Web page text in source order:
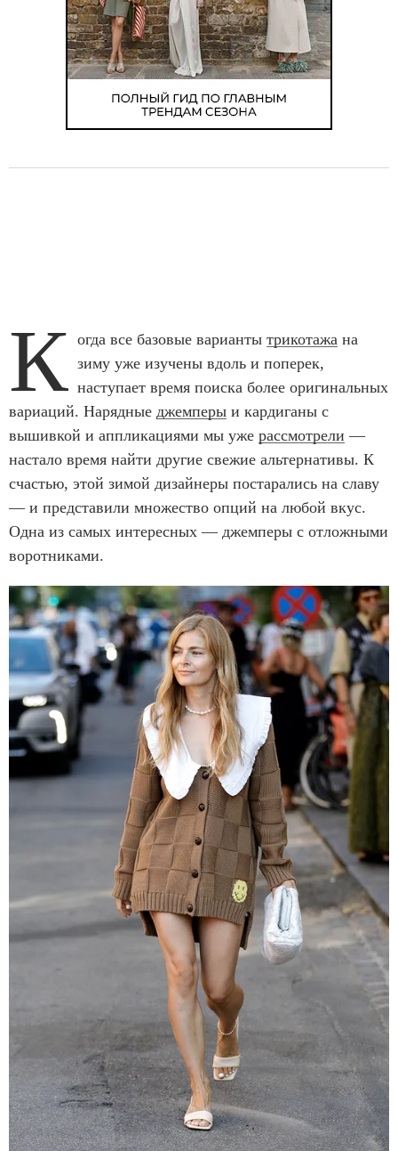
К огда все базовые варианты трикотажа на
зиму уже изучены вдоль и поперек,
наступает время поиска более оригинальных
вариаций. Нарядные джемперы и кардиганы с
вышивкой и аппликациями мы уже рассмотрели —
настало время найти другие свежие альтернативы. К
счастью, этой зимой дизайнеры постарались на славу
— и представили множество опций на любой вкус.
Одна из самых интересных — джемперы с отложными
воротниками.